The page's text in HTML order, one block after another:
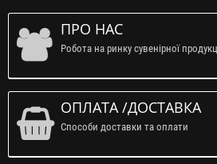
ПРО НАС
Робота на ринку сувенірної
ОПЛАТА /ДОСТАВКА
Способи доставки та оплати